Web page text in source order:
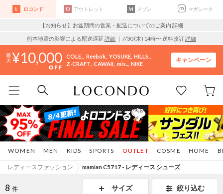
ロコンド アウトレット メゾン マガシーク
【お知らせ】お盆期間の営業・配送についてのご案内 詳細
熊本地震の影響による配送遅延 詳細 ｜7/30 (木) 14時〜 送料改訂詳細
10,000 COLE.. Reebok YOSUKE HILLS..
Z-CRAFT CAWAII mis.. NIKE
キャンペーン
WOMEN MEN KIDS SPORTS COSME HOME
OUTLET
レディースファッション mamian C5717 - レディース シューズ
8 件 サイズ 絞り込む